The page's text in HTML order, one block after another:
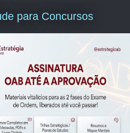
para Concursos